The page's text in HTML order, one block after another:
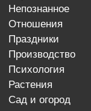
непознанное
отношения
праздники
производство
психология
растения
сад и огород